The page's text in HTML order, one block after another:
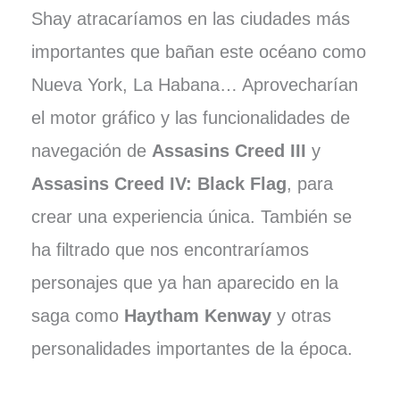
Shay atracaríamos en las ciudades más
importantes que bañan este océano como
Nueva York, La Habana… Aprovecharían
el motor gráfico y las funcionalidades de
navegación de Assasins Creed III y
Assasins Creed IV: Black Flag, para
crear una experiencia única. También se
ha filtrado que nos encontraríamos
personajes que ya han aparecido en la
saga como Haytham Kenwayy otras
personalidades importantes de la época.